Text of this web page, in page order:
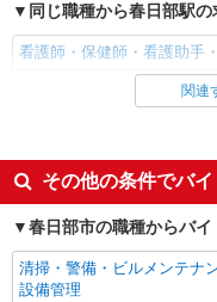
株式会社kotrio /●SW-S-
≪正社
を築く
【
善手当
により
間） ※
手当と
（上記給与と
歓迎 ・
キープ
派遣社員
株式会社kotrio /●SI-H-
同じ職種から春日部駅
看護師・保健師・看護助手
同じ雇用形態から春日
同じ特徴から春日部駅の
入社日応相談
Web面接OK
未経験歓迎
関連
その他の条件でバ
春日部市の職種からバ
清掃・警備・ビルメンテナ
設備管理